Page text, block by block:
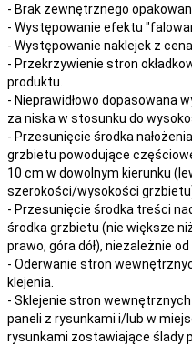
- Brak zewnętrznego
- Występowanie efektu
- Występowanie naklejek z
- Przekrzywienie stron
produktu.
- Nieprawidłowo dopasowana
za niska w stosunku do
- Przesunięcie środka
grzbietu powodujące
10 cm w dowolnym kierunku
szerokości/wysokości
- Przesunięcie środka treści
środka grzbietu (nie większe
prawo, góra dół), niezależnie
- Oderwanie stron
klejenia.
- Sklejenie stron
paneli z rysunkami i/lub w
rysunkami zostawiające ślady